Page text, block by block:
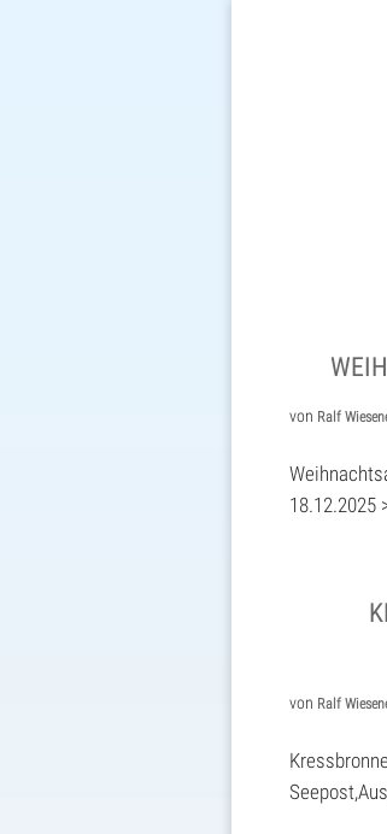
von Ralf
18.12.2025
von Ralf